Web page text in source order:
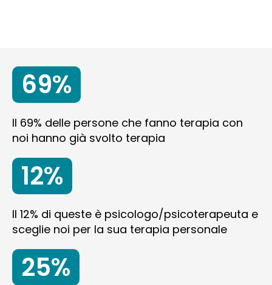
69%
Il 69% delle persone che fanno terapia con
noi hanno già svolto terapia
12%
Il 12% di queste è psicologo/psicoterapeuta e
sceglie noi per la sua terapia personale
25%